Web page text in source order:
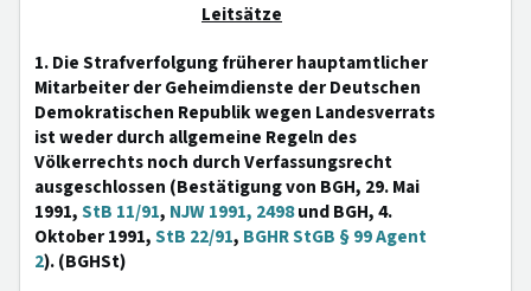
Leitsätze
1. Die Strafverfolgung früherer hauptamtlicher
Mitarbeiter der Geheimdienste der Deutschen
Demokratischen Republik wegen Landesverrats
ist weder durch allgemeine Regeln des
Völkerrechts noch durch Verfassungsrecht
ausgeschlossen (Bestätigung von BGH, 29. Mai
1991,StB 11/91, NJW 1991, 2498und BGH, 4.
Oktober 1991,StB 22/91, BGHR StGB § 99 Agent
2). (BGHSt)